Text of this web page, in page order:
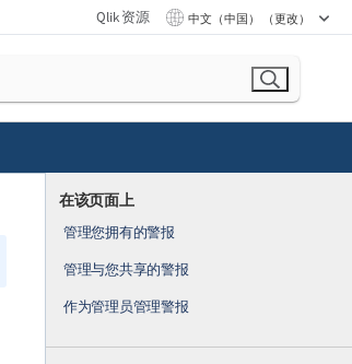
Qlik 资源 中文（中国） （更改）
在该页面上
管理您拥有的警报
管理与您共享的警报
作为管理员管理警报